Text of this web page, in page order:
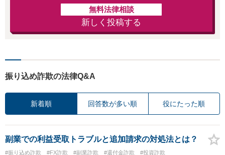
無料法律相談
新しく投稿する
振り込め詐欺の法律Q&A
新着順 回答数が多い順 役にたった順
副業での利益受取トラブルと追加請求の対処法とは？
#振り込め詐欺 #FX詐欺 #副業詐欺 #還付金詐欺 #投資詐欺